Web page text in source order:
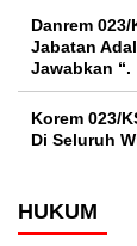
Danrem
Jabatan
Jawabkan “.
Korem 023/
Di Seluruh
HUKUM